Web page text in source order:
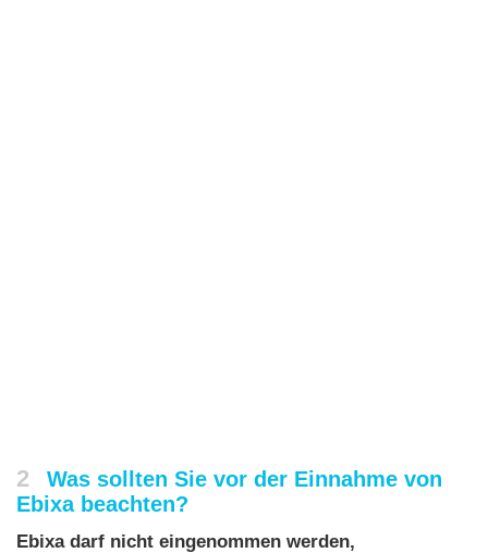
2
Was sollten Sie vor der Einnahme von
Ebixa beachten?
Ebixa darf nicht eingenommen werden,